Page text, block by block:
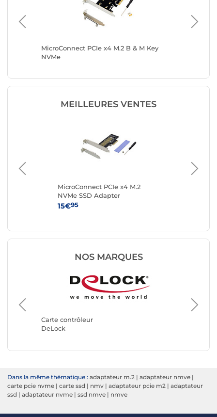
MicroConnect PCIe x4 M.2 B & M Key
NVMe
MEILLEURES VENTES
MicroConnect PCIe x4 M.2
NVMe SSD Adapter
15€95
NOS MARQUES
Carte contrôleur
DeLock
Carte
Dans la même thématique : adaptateur m.2 | adaptateur nmve |
carte pcie nvme | carte ssd | nmv | adaptateur pcie m2 | adaptateur
ssd | adaptateur nvme | ssd nmve | nmve